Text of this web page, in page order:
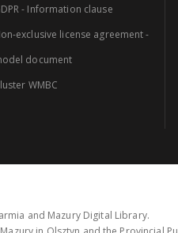
- Information clause
exclusive license agreement -
document
WMBC
and Mazury Digital Library.